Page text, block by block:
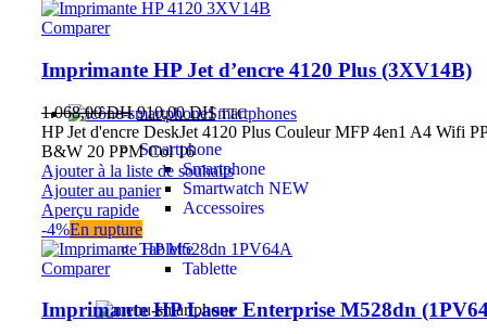
Smartphones
Smartphone
Smartphone
Smartwatch NEW
Accessoires
Tablette
Tablette
Comparer
Imprimante HP Jet d’encre 4120 Plus (3XV14B)
1.068,00DH 910,00DH TTC
HP Jet d'encre DeskJet 4120 Plus Couleur MFP 4en1 A4 Wifi
B&W 20 PPM Col 16
Ajouter à la liste de souhaits
Ajouter au panier
Aperçu rapide
-4%En rupture
Comparer
Imprimante HP Laser Enterprise M528dn